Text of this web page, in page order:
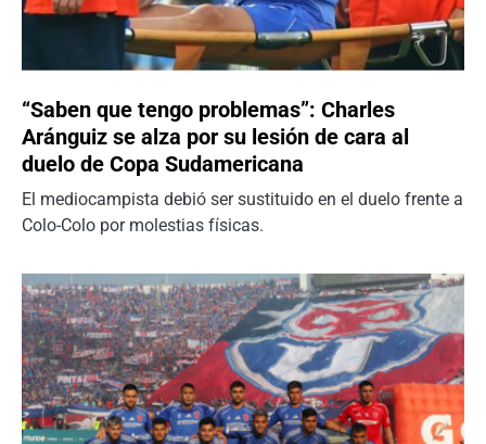
“Saben que tengo problemas”: Charles
Aránguiz se alza por su lesión de cara al
duelo de Copa Sudamericana
El mediocampista debió ser sustituido en el duelo frente a
Colo-Colo por molestias físicas.